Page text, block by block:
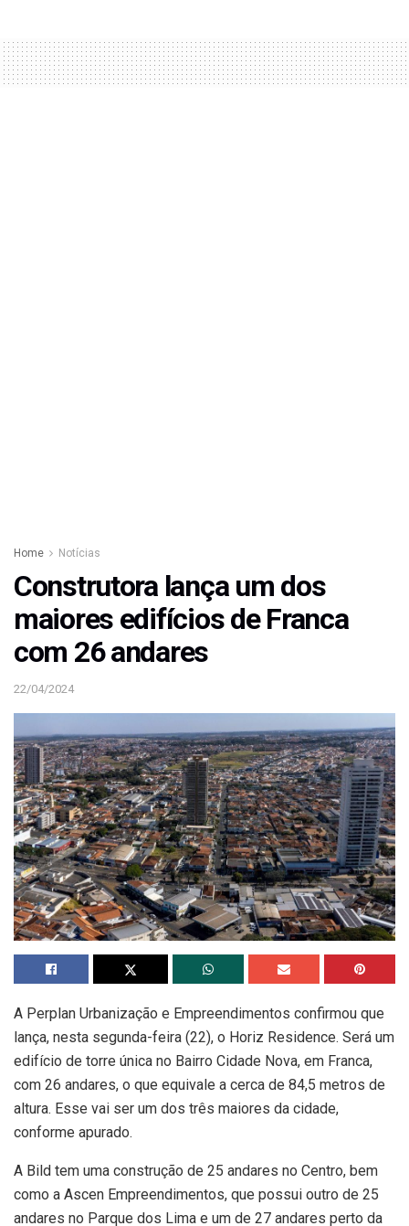
Home Notícias
Construtora lança um dos
maiores edifícios de Franca
com 26 andares
22/04/2024
A Perplan Urbanização e Empreendimentos confirmou que
lança, nesta segunda-feira (22), o Horiz Residence. Será um
edifício de torre única no Bairro Cidade Nova, em Franca,
com 26 andares, o que equivale a cerca de 84,5 metros de
altura. Esse vai ser um dos três maiores da cidade,
conforme apurado.
A Bild tem uma construção de 25 andares no Centro, bem
como a Ascen Empreendimentos, que possui outro de 25
andares no Parque dos Lima e um de 27 andares perto da